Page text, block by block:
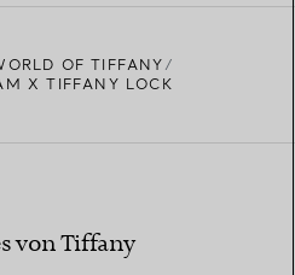
OF TIFFANY
X TIFFANY LOCK
von Tiffany